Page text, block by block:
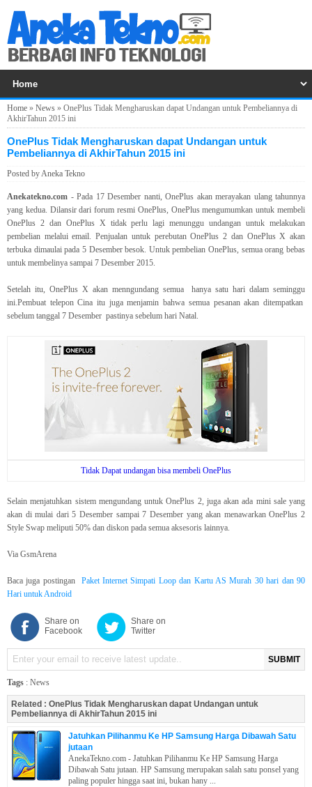
Home » News » OnePlus Tidak Mengharuskan dapat Undangan untuk Pembeliannya di
AkhirTahun 2015 ini
OnePlus Tidak Mengharuskan dapat Undangan untuk
Pembeliannya di AkhirTahun 2015 ini
Posted byAneka Tekno
Anekatekno.com - Pada 17 Desember nanti, OnePlus akan merayakan ulang tahunnya
yang kedua. Dilansir dari forum resmi OnePlus, OnePlus mengumumkan untuk membeli
OnePlus 2 dan OnePlus X tidak perlu lagi menunggu undangan untuk melakukan
pembelian melalui email. Penjualan untuk perebutan OnePlus 2 dan OnePlus X akan
terbuka dimaulai pada 5 Desember besok. Untuk pembelian OnePlus, semua orang bebas
untuk membelinya sampai 7 Desember 2015.
Setelah itu, OnePlus X akan menngundang semua hanya satu hari dalam seminggu
ini.Pembuat telepon Cina itu juga menjamin bahwa semua pesanan akan ditempatkan
sebelum tanggal 7 Desember pastinya sebelum hari Natal.
Tidak Dapat undangan bisa membeli OnePlus
Selain menjatuhkan sistem mengundang untuk OnePlus 2, juga akan ada mini sale yang
akan di mulai dari 5 Desember sampai 7 Desember yang akan menawarkan OnePlus 2
Style Swap meliputi 50% dan diskon pada semua aksesoris lainnya.
Via GsmArena
Baca juga postingan Paket Internet Simpati Loop dan Kartu AS Murah 30 hari dan 90
Hari untuk Android
Share on
Facebook
Share on
Twitter
SUBMIT
Tags : News
Related : OnePlus Tidak Mengharuskan dapat Undangan untuk
Pembeliannya di AkhirTahun 2015 ini
Jatuhkan Pilihanmu Ke HP Samsung Harga Dibawah Satu
jutaan
AnekaTekno.com - Jatuhkan Pilihanmu Ke HP Samsung Harga
Dibawah Satu jutaan. HP Samsung merupakan salah satu ponsel yang
paling populer hingga saat ini, bukan hany ...